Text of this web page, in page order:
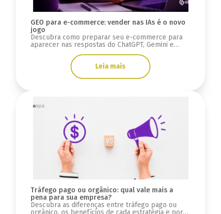
GEO para e-commerce: vender nas IAs é o novo
jogo
Descubra como preparar seu e-commerce para
aparecer nas respostas do ChatGPT, Gemini e
Leia mais
Tráfego pago ou orgânico: qual vale mais a
pena para sua empresa?
Descubra as diferenças entre tráfego pago ou
orgânico, os benefícios de cada estratégia e por